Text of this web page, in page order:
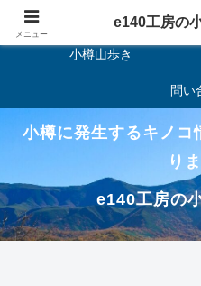
小樽に発生するキノコ
り
e140工房の
ホーム
小樽山歩き
問い
メニュー
e140工房の